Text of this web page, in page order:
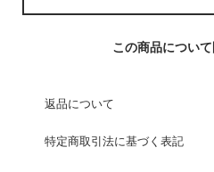
この商品につい
返品について
特定商取引法に基づく表記